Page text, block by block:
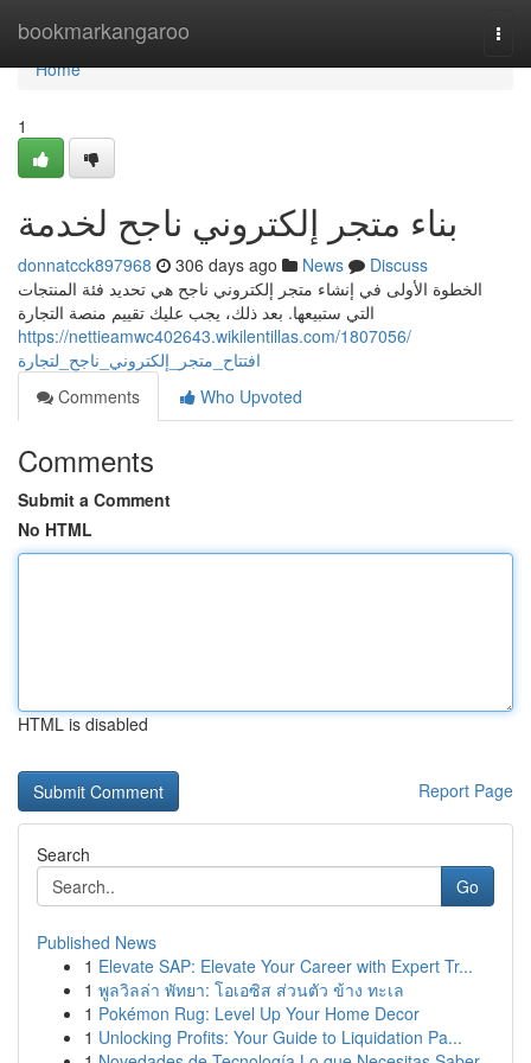
bookmarkangaroo
Home
Home
1
بناء متجر إلكتروني ناجح لخدمة
donnatcck897968 306 days ago News
Discuss
الخطوة الأولى في إنشاء متجر إلكتروني ناجح هي تحديد فئة المنتجات
التي ستبيعها. بعد ذلك، يجب عليك تقييم منصة التجارة
https://nettieamwc402643.wikilentillas.com/1807056/
افتتاح_متجر_إلكتروني_ناجح_لتجارة
Comments
Who Upvoted
Comments
Submit a Comment
No HTML
HTML is disabled
Report Page
Search
Go
Published News
1 Elevate SAP: Elevate Your Career with Expert Tr...
1 พูลวิลล่า พัทยา: โอเอซิส ส่วนตัว ข้าง ทะเล
1 Pokémon Rug: Level Up Your Home Decor
1 Unlocking Profits: Your Guide to Liquidation Pa...